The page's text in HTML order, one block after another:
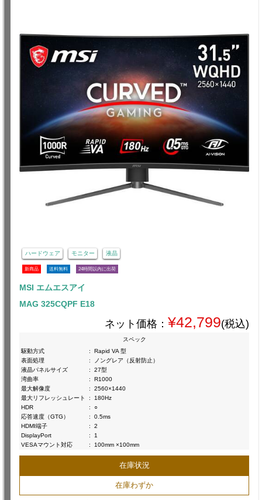
ハードウェア モニター 液晶
新商品 送料無料 24時間以内に出荷
MSI エムエスアイ
MAG 325CQPF E18
ネット価格： ¥42,799(税込)
スペック
駆動方式
:
Rapid VA 型
表面処理
:
ノングレア（反射防止）
液晶パネルサイズ
:
27型
湾曲率
:
R1000
最大解像度
:
2560×1440
最大リフレッシュレート
:
180Hz
HDR
:
○
応答速度（GTG）
:
0.5ms
HDMI端子
:
2
DisplayPort
:
1
VESAマウント対応
: 100mm ×100mm
在庫状況
在庫わずか